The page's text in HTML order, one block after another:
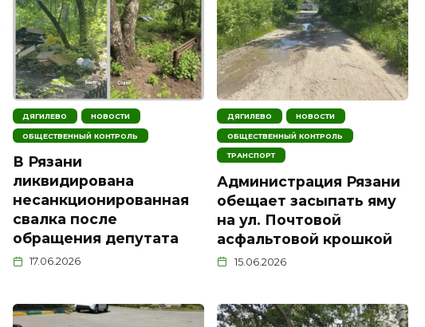
ДЯГИЛЕВО НОВОСТИ
ОБЩЕСТВЕННЫЙ КОНТРОЛЬ
В Рязани
ликвидирована
несанкционированная
свалка после
обращения депутата
17.06.2026
ДЯГИЛЕВО НОВОСТИ
ОБЩЕСТВЕННЫЙ КОНТРОЛЬ
ТРАНСПОРТ
Администрация Рязани
обещает засыпать яму
на ул. Почтовой
асфальтовой крошкой
15.06.2026